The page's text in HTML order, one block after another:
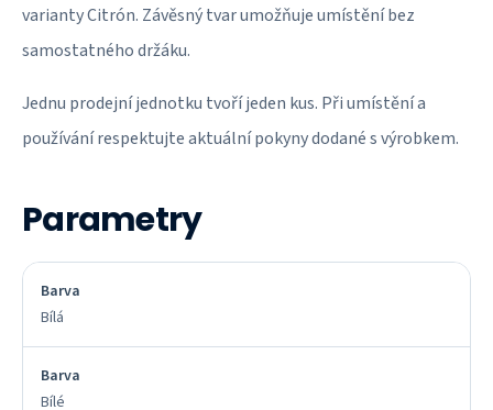
varianty Citrón. Závěsný tvar umožňuje umístění bez
samostatného držáku.
Jednu prodejní jednotku tvoří jeden kus. Při umístění a
používání respektujte aktuální pokyny dodané s výrobkem.
Parametry
Barva
Bílá
Barva
Bílé